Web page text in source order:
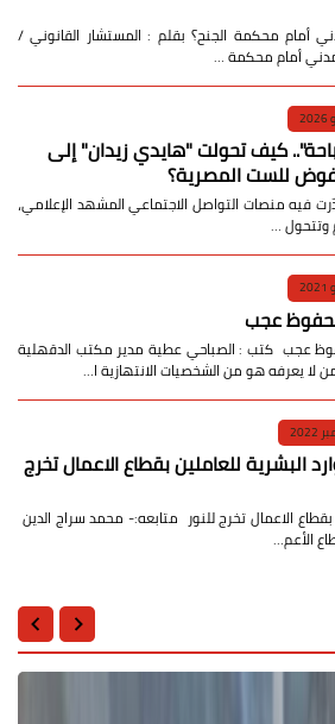
أمام محكمة الجنح؟ بقلم : المستشار القانوني /
أمام محكمة …
كيف تحولت "هايدي زيدان" إلى
للست المصرية؟
منصات التواصل الاجتماعي المشهد الإعلامي،
وتتحول …
عجب
عجب كتب : الصباحي عطية مدير مكتب الدقهلية
يعرفه هو من الشخصيات الانتهازية ا…
البشرية للعاملين بقطاع الاعمال تخرج
بقطاع الاعمال تخرج للنور متابعه:- محمد سراج الدين
الأعم…